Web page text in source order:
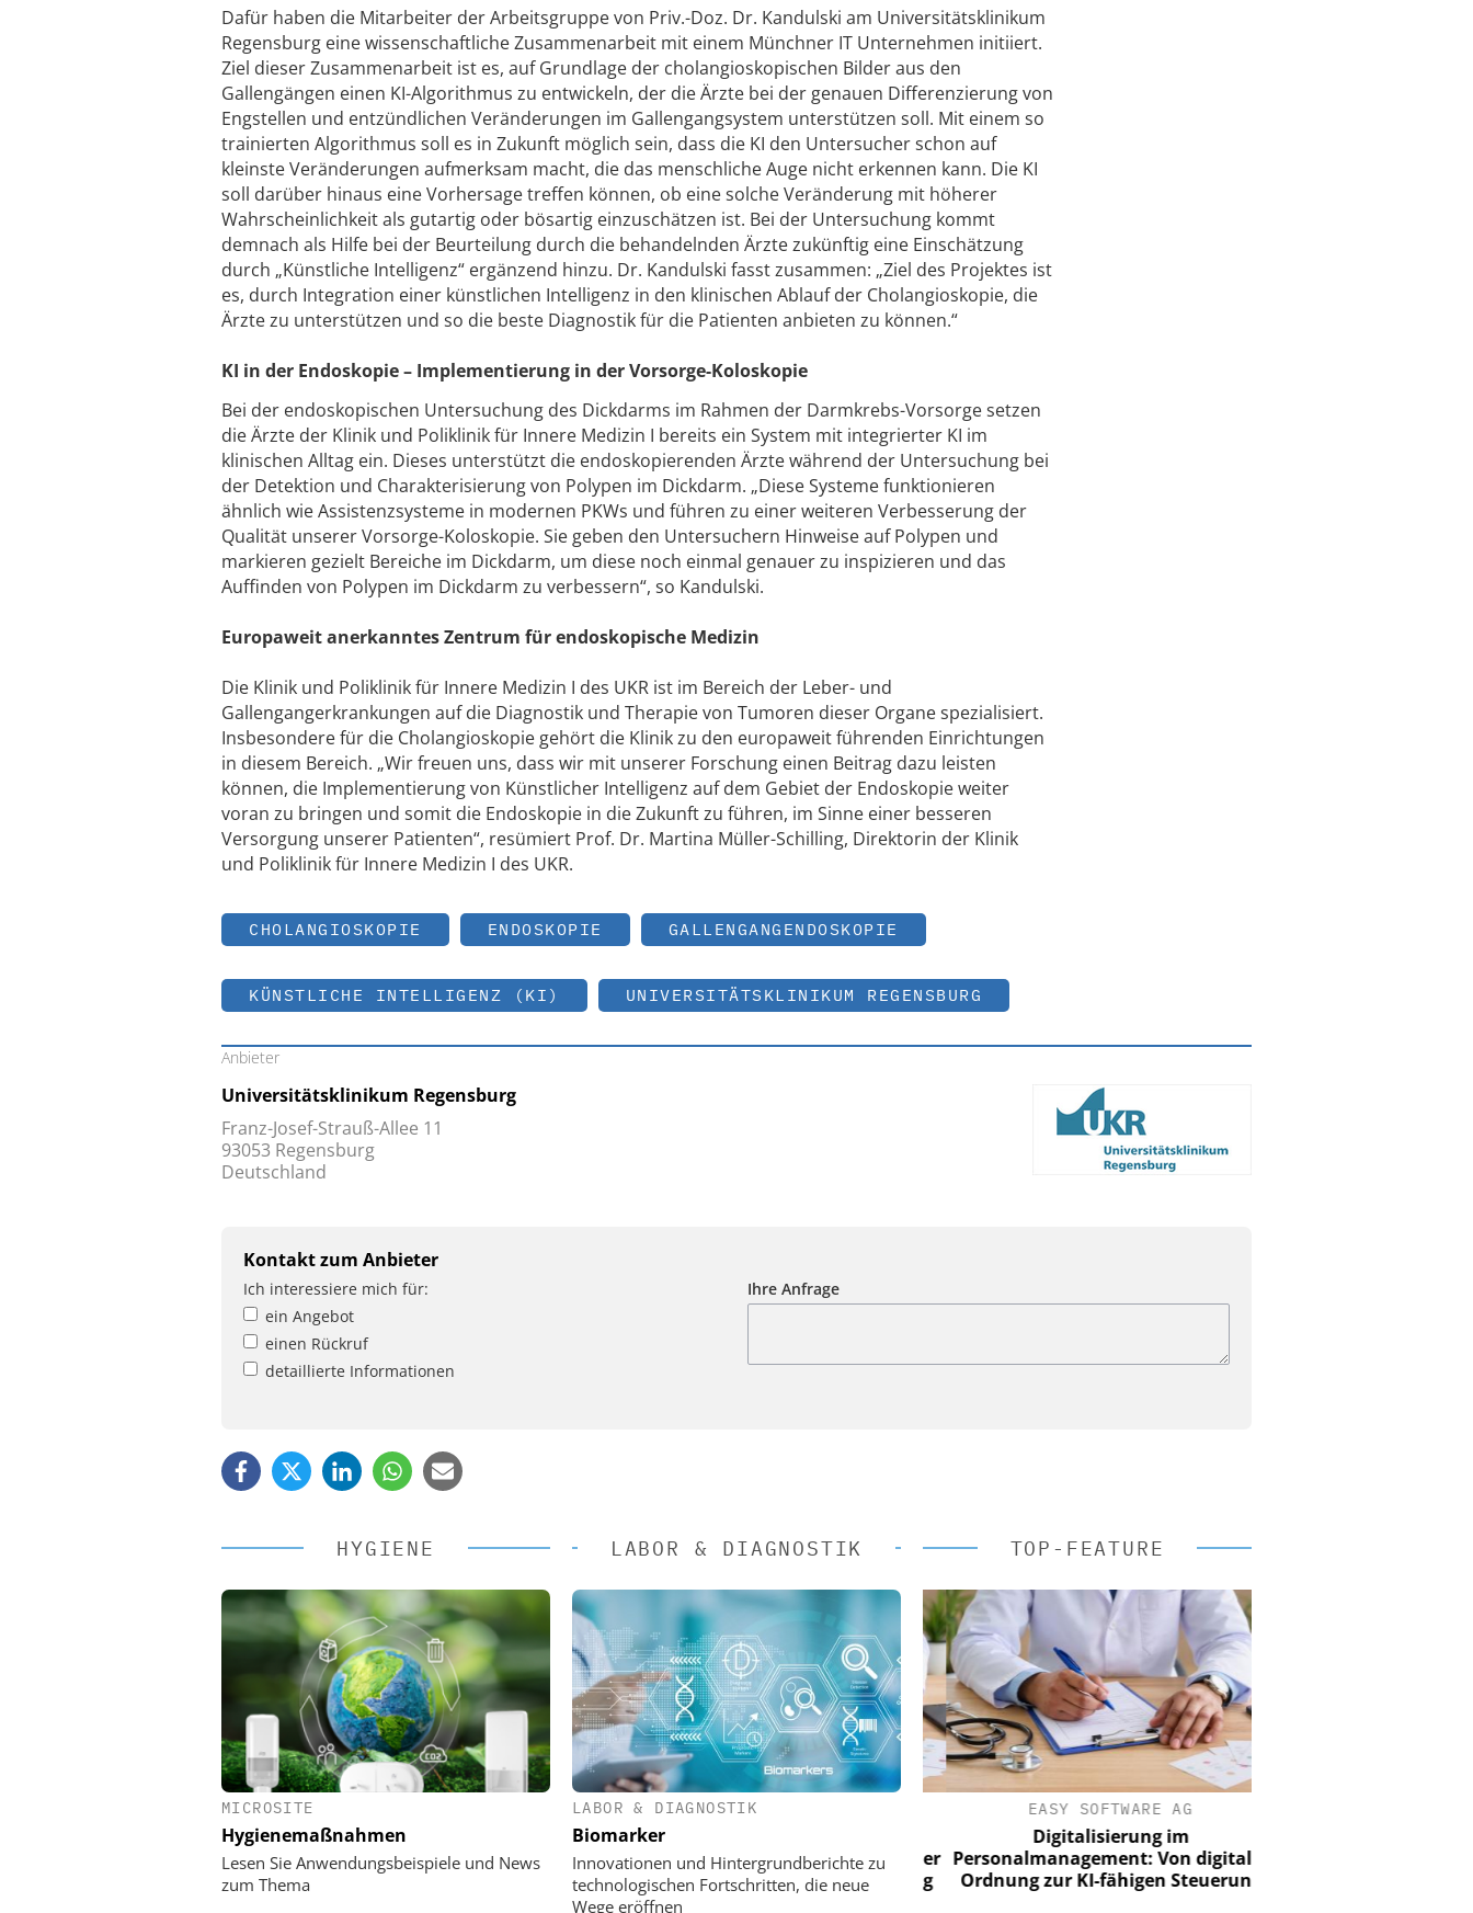
Dafür haben die Mitarbeiter der Arbeitsgruppe von Priv.-Doz. Dr. Kandulski am Universitätsklinikum
Regensburg eine wissenschaftliche Zusammenarbeit mit einem Münchner IT Unternehmen initiiert.
Ziel dieser Zusammenarbeit ist es, auf Grundlage der cholangioskopischen Bilder aus den
Gallengängen einen KI-Algorithmus zu entwickeln, der die Ärzte bei der genauen Differenzierung von
Engstellen und entzündlichen Veränderungen im Gallengangsystem unterstützen soll. Mit einem so
trainierten Algorithmus soll es in Zukunft möglich sein, dass die KI den Untersucher schon auf
kleinste Veränderungen aufmerksam macht, die das menschliche Auge nicht erkennen kann. Die KI
soll darüber hinaus eine Vorhersage treffen können, ob eine solche Veränderung mit höherer
Wahrscheinlichkeit als gutartig oder bösartig einzuschätzen ist. Bei der Untersuchung kommt
demnach als Hilfe bei der Beurteilung durch die behandelnden Ärzte zukünftig eine Einschätzung
durch „Künstliche Intelligenz“ ergänzend hinzu. Dr. Kandulski fasst zusammen: „Ziel des Projektes ist
es, durch Integration einer künstlichen Intelligenz in den klinischen Ablauf der Cholangioskopie, die
Ärzte zu unterstützen und so die beste Diagnostik für die Patienten anbieten zu können.“
KI in der Endoskopie – Implementierung in der Vorsorge-Koloskopie
Bei der endoskopischen Untersuchung des Dickdarms im Rahmen der Darmkrebs-Vorsorge setzen
die Ärzte der Klinik und Poliklinik für Innere Medizin I bereits ein System mit integrierter KI im
klinischen Alltag ein. Dieses unterstützt die endoskopierenden Ärzte während der Untersuchung bei
der Detektion und Charakterisierung von Polypen im Dickdarm. „Diese Systeme funktionieren
ähnlich wie Assistenzsysteme in modernen PKWs und führen zu einer weiteren Verbesserung der
Qualität unserer Vorsorge-Koloskopie. Sie geben den Untersuchern Hinweise auf Polypen und
markieren gezielt Bereiche im Dickdarm, um diese noch einmal genauer zu inspizieren und das
Auffinden von Polypen im Dickdarm zu verbessern“, so Kandulski.
Europaweit anerkanntes Zentrum für endoskopische Medizin
Die Klinik und Poliklinik für Innere Medizin I des UKR ist im Bereich der Leber- und
Gallengangerkrankungen auf die Diagnostik und Therapie von Tumoren dieser Organe spezialisiert.
Insbesondere für die Cholangioskopie gehört die Klinik zu den europaweit führenden Einrichtungen
in diesem Bereich. „Wir freuen uns, dass wir mit unserer Forschung einen Beitrag dazu leisten
können, die Implementierung von Künstlicher Intelligenz auf dem Gebiet der Endoskopie weiter
voran zu bringen und somit die Endoskopie in die Zukunft zu führen, im Sinne einer besseren
Versorgung unserer Patienten“, resümiert Prof. Dr. Martina Müller-Schilling, Direktorin der Klinik
und Poliklinik für Innere Medizin I des UKR.
CHOLANGIOSKOPIE ENDOSKOPIE GALLENGANGENDOSKOPIE
KÜNSTLICHE INTELLIGENZ (KI) UNIVERSITÄTSKLINIKUM REGENSBURG
Anbieter
Universitätsklinikum Regensburg
Franz-Josef-Strauß-Allee 11
93053 Regensburg
Deutschland
Kontakt zum Anbieter
Ich interessiere mich für:
ein Angebot
einen Rückruf
detaillierte Informationen
Ihre Anfrage
HYGIENE
MICROSITE
Hygienemaßnahmen
Lesen Sie Anwendungsbeispiele und News
zum Thema
LABOR & DIAGNOSTIK
LABOR & DIAGNOSTIK
Biomarker
Innovationen und Hintergrundberichte zu
technologischen Fortschritten, die neue
Wege eröffnen
TOP-FEATURE
Digitalisierung im
Personalmanagement: Von digitaler
Ordnung zur KI-fähigen Steuerung
EASY SOFTWARE AG
Personalmanagement: Von digitaler
Ordnung zur KI-fähigen Steuerung
EASY SOFTWARE AG
Digitalisierung im
Personalmanagement: Von digitaler
Ordnung zur KI-fähigen Steuerung